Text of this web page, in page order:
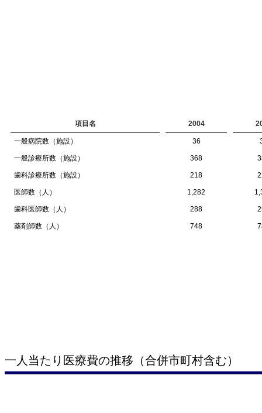
項目名 2004
一般病院数（施設） 36
一般診療所数（施設） 368
歯科診療所数（施設） 218
医師数（人） 1,282
歯科医師数（人） 288
薬剤師数（人） 748
一人当たり医療費の推移（合併市町村含む）